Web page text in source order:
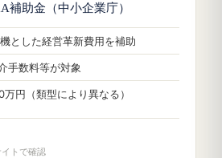
補助金（中小企業庁）
とした経営革新費用を補助
手数料等が対象
円（類型により異なる）
トで確認